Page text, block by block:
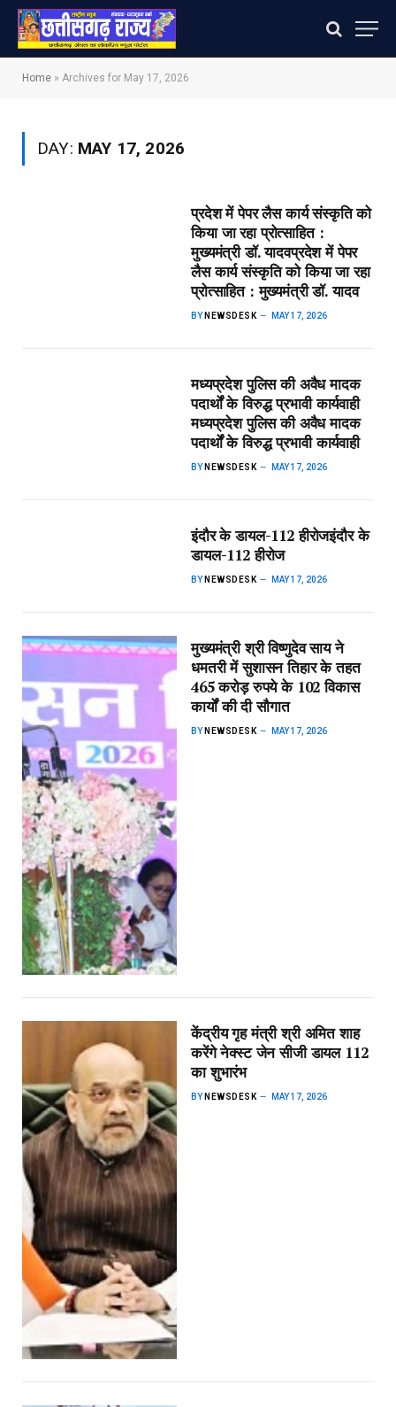
Home » Archives for May 17, 2026
DAY: MAY 17, 2026
प्रदेश में पेपर लैस कार्य संस्कृति को
किया जा रहा प्रोत्साहित :
मुख्यमंत्री डॉ. यादव​प्रदेश में पेपर
लैस कार्य संस्कृति को किया जा रहा
प्रोत्साहित : मुख्यमंत्री डॉ. यादव
BY NEWSDESK MAY 17, 2026
मध्यप्रदेश पुलिस की अवैध मादक
पदार्थों के विरुद्ध प्रभावी कार्यवाही​
मध्यप्रदेश पुलिस की अवैध मादक
पदार्थों के विरुद्ध प्रभावी कार्यवाही
BY NEWSDESK MAY 17, 2026
इंदौर के डायल-112 हीरोज​इंदौर के
डायल-112 हीरोज
BY NEWSDESK MAY 17, 2026
मुख्यमंत्री श्री विष्णुदेव साय ने
धमतरी में सुशासन तिहार के तहत
465 करोड़ रुपये के 102 विकास
कार्यों की दी सौगात
BY NEWSDESK MAY 17, 2026
केंद्रीय गृह मंत्री श्री अमित शाह
करेंगे नेक्स्ट जेन सीजी डायल 112
का शुभारंभ
BY NEWSDESK MAY 17, 2026